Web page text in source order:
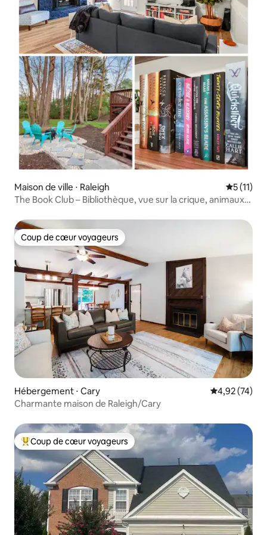
Maison de ville ⋅ Raleigh
5 (11)
The Book Club – Bibliothèque, vue sur la crique, animaux
Coup de cœur voyageurs
Coup de cœur voyageurs
Hébergement ⋅ Cary Évaluation
4,92 (74)
Charmante maison de Raleigh/Cary
Coups de cœur voyageurs les plus appréciés
Coup de cœur voyageurs